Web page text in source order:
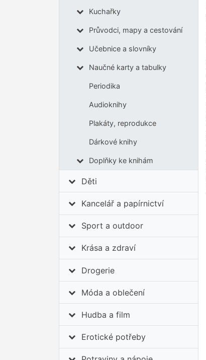
Kuchařky
Průvodci, mapy a cestování
Učebnice a slovníky
Naučné karty a tabulky
Periodika
Audioknihy
Plakáty, reprodukce
Dárkové knihy
Doplňky ke knihám
Děti
Kancelář a papírnictví
Sport a outdoor
Krása a zdraví
Drogerie
Móda a oblečení
Hudba a film
Erotické potřeby